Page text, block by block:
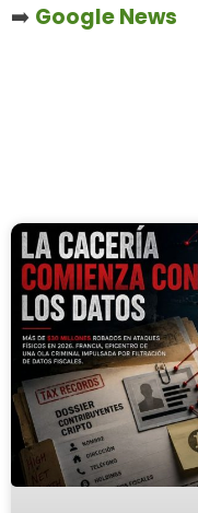
➡️ Google News